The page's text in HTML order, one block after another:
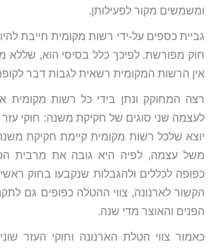
ומשמשים מקור לפעילותן.
גביית כספים על-ידי רשות מקומית חייבת
חוק מפורשת. לפיכך כלל בסיסי הוא, שללא
אין הרשות המקומית רשאית לגבות דבר
רצה המחוקק ונתן בידי כל רשות מקומית
לעצמה שני סוגים של חקיקת משנה: חוקי עזר
יוצא שלכל רשות מקומית קיימת חקיקת
משל עצמה, לפיה היא גובה את מרבית
כפופה לכללים ולהגבלות שנקבעו בחוק
הקשור לארנונה, צווי ההטלה כפופים גם
הפנים והאוצר מדי שנה.
כאמור צווי הטלת הארנונה וחוקי העזר